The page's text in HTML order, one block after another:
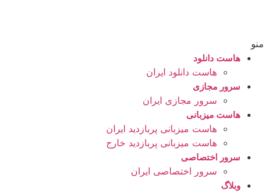
منو
هاست دانلود
هاست دانلود ایران
سرور مجازی
سرور مجازی ایران
هاست میزبانی
هاست میزبانی پربازدید ایران
هاست میزبانی پربازدید خارج
سرور اختصاصی
سرور اختصاصی ایران
وبلاگ